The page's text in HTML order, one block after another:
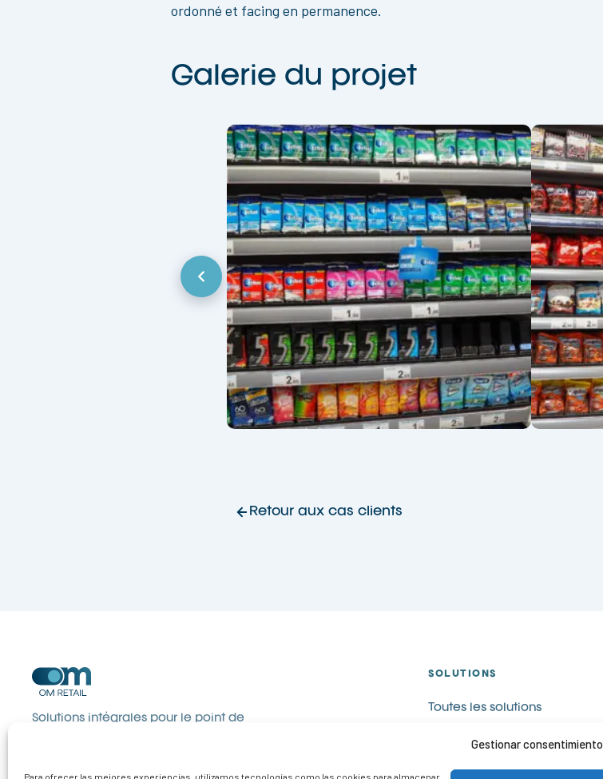
Gestionar consentimiento
Para ofrecer las mejores experiencias, utilizamos tecnologías como las cookies para almacenar
ordonné et facing en permanence.
Galerie du projet
Retour aux cas clients
Solutions intégrales pour le point de
SOLUTIONS
Toutes les solutions
Visual merchandising